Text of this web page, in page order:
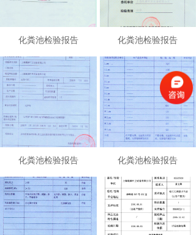
化粪池检验报告 化粪池检验报告
化粪池检验报告 化粪池检验报告